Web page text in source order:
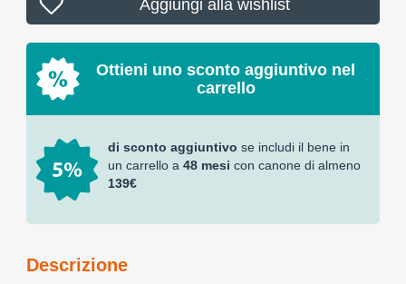
Aggiungi alla wishlist
Ottieni uno sconto aggiuntivo nel
carrello
di sconto aggiuntivo se includi il bene in
un carrello a 48 mesi con canone di almeno
139€
Descrizione